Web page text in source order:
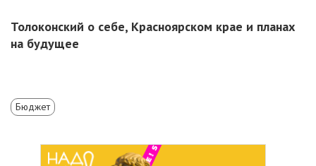
Толоконский о себе, Красноярском крае и планах
на будущее
Бюджет